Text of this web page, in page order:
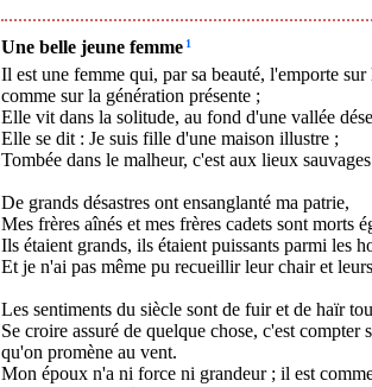
Une belle jeune femme 1
Il est une femme qui, par sa beauté, l'emporte sur
comme sur la génération présente ;
Elle vit dans la solitude, au fond d'une vallée
Elle se dit : Je suis fille d'une maison illustre ;
Tombée dans le malheur, c'est aux lieux
De grands désastres ont ensanglanté ma patrie,
Mes frères aînés et mes frères cadets sont morts
Ils étaient grands, ils étaient puissants parmi les
Et je n'ai pas même pu recueillir leur chair et
Les sentiments du siècle sont de fuir et de haïr
Se croire assuré de quelque chose, c'est compter
qu'on promène au vent.
Mon époux n'a ni force ni grandeur ; il est